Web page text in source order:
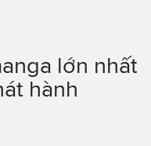
lớn nhất
hành